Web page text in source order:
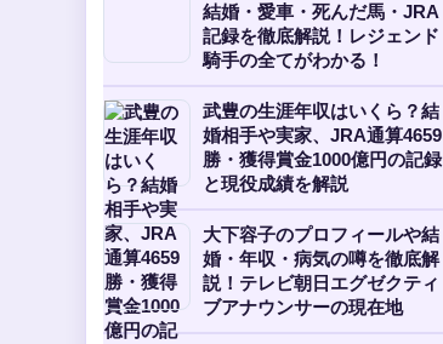
結婚・愛車・死んだ馬・JRA
記録を徹底解説！レジェンド
騎手の全てがわかる！
武豊の生涯年収はいくら？結
婚相手や実家、JRA通算4659
勝・獲得賞金1000億円の記録
と現役成績を解説
大下容子のプロフィールや結
婚・年収・病気の噂を徹底解
説！テレビ朝日エグゼクティ
ブアナウンサーの現在地